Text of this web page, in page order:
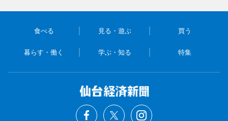
食べる 見る・遊ぶ 買う
暮らす・働く 学ぶ・知る 特集